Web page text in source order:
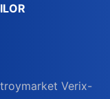
Verix-